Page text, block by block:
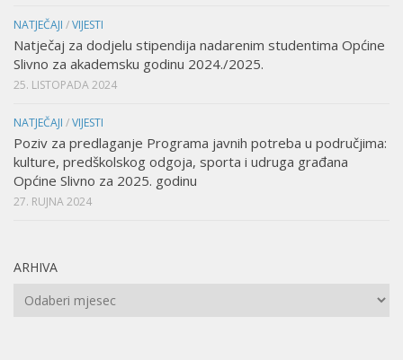
NATJEČAJI /VIJESTI
Natječaj za dodjelu stipendija nadarenim studentima Općine
Slivno za akademsku godinu 2024./2025.
25. LISTOPADA 2024
NATJEČAJI /VIJESTI
Poziv za predlaganje Programa javnih potreba u područjima:
kulture, predškolskog odgoja, sporta i udruga građana
Općine Slivno za 2025. godinu
27. RUJNA 2024
ARHIVA
Arhiva